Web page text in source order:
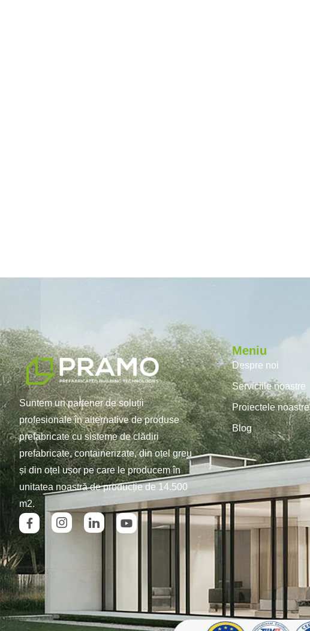
Suntem un partener de soluții
profesionale în alternative de produse
prefabricate cu sisteme de clădiri
prefabricate, containerizate, din oțel greu
și din oțel ușor pe care le producem în
unitatea noastră de producție de 14.500
m2.
Meniu
Despre noi
Serviciile noastre
Proiectele noastre
Blog